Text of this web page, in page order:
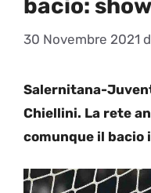
bacio:
30 Novembre 2021
Salernitana-
Chiellini. La rete
comunque il